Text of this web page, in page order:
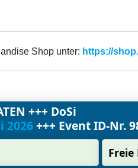
Shop unter: https://
+++ DoSi
2026+++ Event ID-Nr.
Freie